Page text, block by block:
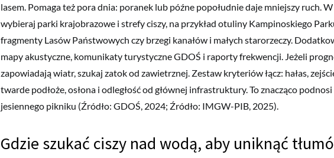
lasem. Pomaga też pora dnia: poranek lub późne popołudnie daje mniejszy ruch.
wybieraj parki krajobrazowe i strefy ciszy, na przykład otuliny Kampinoskiego
fragmenty Lasów Państwowych czy brzegi kanałów i małych starorzeczy.
mapy akustyczne, komunikaty turystyczne GDOŚ i raporty frekwencji. Jeżeli
zapowiadają wiatr, szukaj zatok od zawietrznej. Zestaw kryteriów łącz: hałas,
twarde podłoże, osłona i odległość od głównej infrastruktury. To znacząco
jesiennego pikniku (Źródło: GDOŚ, 2024; Źródło: IMGW-PIB, 2025).
Gdzie szukać ciszy nad wodą, aby uniknąć